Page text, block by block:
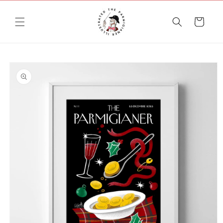
Vai
ai contenuti
Carrello
informazioni
sul prodotto